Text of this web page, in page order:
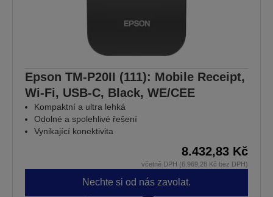
Epson TM-P20II (111): Mobile Receipt,
Wi-Fi, USB-C, Black, WE/CEE
Kompaktní a ultra lehká
Odolné a spolehlivé řešení
Vynikající konektivita
8.432,83 Kč
včetně DPH (6.969,28 Kč bez DPH)
Nechte si od nás zavolat.